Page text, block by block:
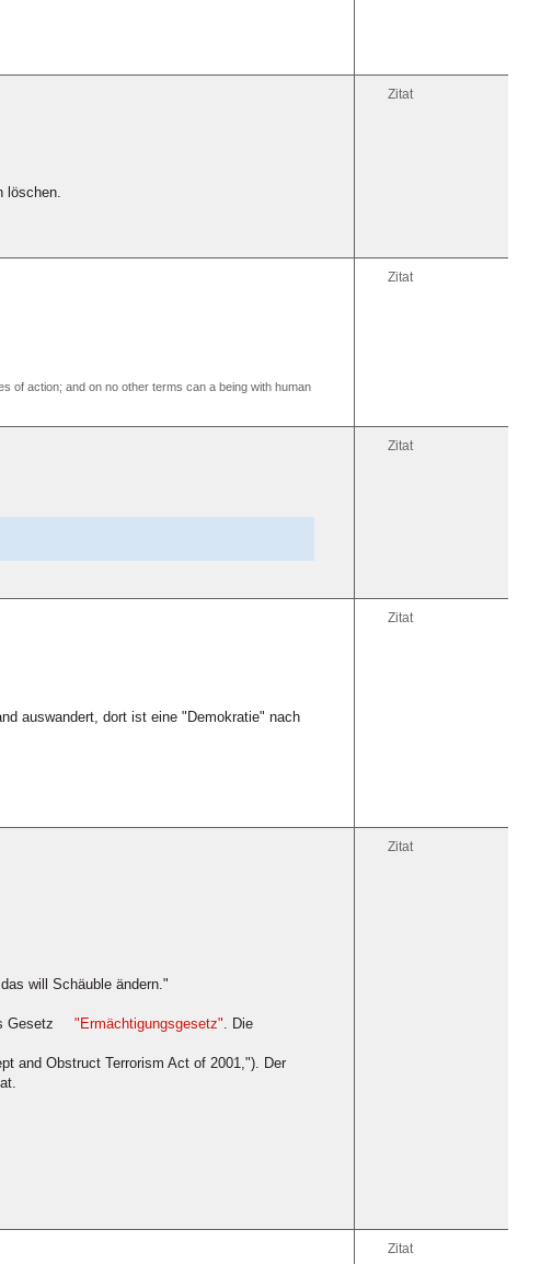
Zitat
löschen.
Zitat
of action; and on no other terms can a being with human
Zitat
Zitat
auswandert, dort ist eine "Demokratie" nach
Zitat
will Schäuble ändern."
Gesetz "Ermächtigungsgesetz". Die
and Obstruct Terrorism Act of 2001,"). Der
Zitat